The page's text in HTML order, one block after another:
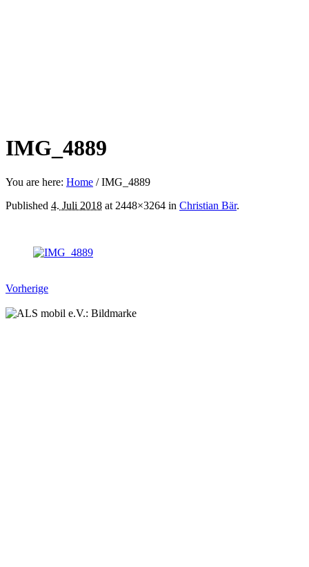
IMG_4889
You are here: Home /IMG_4889
Published 4. Juli 2018 at 2448×3264 in Christian Bär.
Vorherige